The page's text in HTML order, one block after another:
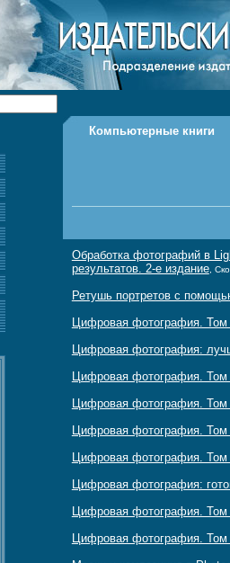
Компьютерные книги
Обработка фотографий в
результатов. 2-е издание,
Ретушь портретов с
Цифровая фотография. Том
Цифровая фотография:
Цифровая фотография. Том
Цифровая фотография. Том
Цифровая фотография. Том
Цифровая фотография. Том
Цифровая фотография:
Цифровая фотография. Том
Цифровая фотография. Том